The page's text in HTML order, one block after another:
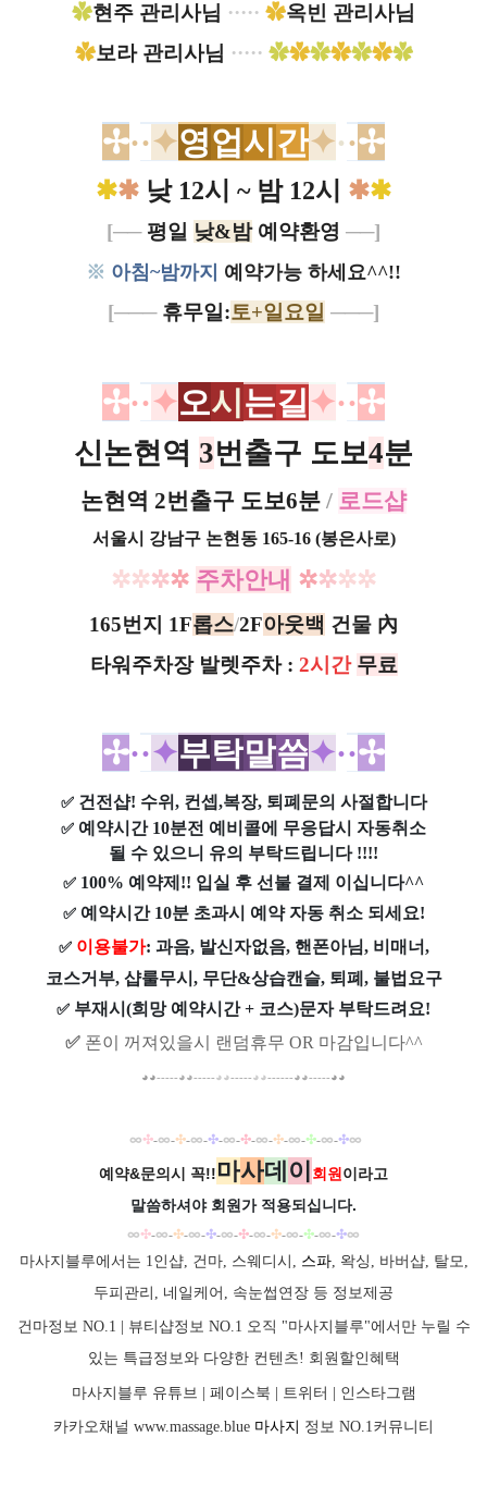
✿현주 관리사님 ····· ✿옥빈 관리사님
✿보라 관리사님 ····· ✿✿✿✿✿✿✿
✢··✦영업시 간✦··✢
✱✱ 낮 12시 ~ 밤 12시 ✱✱
[── 평일 낮&밤예약환영 ──]
※ 아침~밤까지 예약가능 하세요^^!!​
[─── 휴무일:토+일요일 ───]
✢··✦오시 는길 ✦··✢
신논현역 3번출구 도보4분
논현역 2번출구 도보6분 / 로드샵
서울시 강남구 논현동 165-16 (봉은사로)
✲✲✲✲ 주차안내 ✲✲✲✲
165번지 1F롭스/2F아웃백 건물 內
타워주차장 발렛주차: 2시간 무료
✢··✦부탁말씀✦··✢
✅ 건전샵! 수위, 컨셉,복장, 퇴폐문의 사절합니다
✅ 예약시간 10분전 예비콜에 무응답시 자동취소
될 수 있으니 유의 부탁드립니다 !!!!
✅ 100% 예약제!! 입실 후 선불 결제 이십니다^^
✅ 예약시간 10분 초과시 예약 자동 취소 되세요!
✅ 이용불가: 과음, 발신자없음, 핸폰아님, 비매너,
코스거부, 샵룰무시, 무단&상습캔슬, 퇴폐, 불법요구
✅ 부재시(희망 예약시간 + 코스)문자 부탁드려요!
✅ 폰이 꺼져있을시 랜덤휴무 OR 마감입니다^^
◕◕-----◕◕-----◕◕-----◕◕------◕◕-----◕◕
∞✣-∞-✣-∞-✣-∞-✣-∞-✣-∞-✣-∞-✣∞
예약&문의시 꼭!!마사데 이 회원 이라고
말씀하셔야 회원가 적용되십니다.
∞✣-∞-✣-∞-✣-∞-✣-∞-✣-∞-✣-∞-✣∞
마사지블루에서는 1인샵, 건마, 스웨디시, 스파, 왁싱, 바버샵, 탈모,
두피관리, 네일케어, 속눈썹연장 등 정보제공
건마정보 NO.1 | 뷰티샵정보 NO.1 오직 "마사지블루"에서만 누릴 수
있는 특급정보와 다양한 컨텐츠! 회원할인혜택
마사지블루 유튜브 | 페이스북 | 트위터 | 인스타그램
카카오채널 www.massage.blue 마사지 정보 NO.1커뮤니티